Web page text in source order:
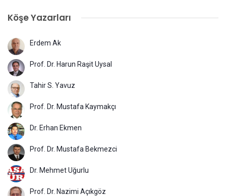
Köşe Yazarları
Erdem Ak
Prof. Dr. Harun Raşit Uysal
Tahir S. Yavuz
Prof. Dr. Mustafa Kaymakçı
Dr. Erhan Ekmen
Prof. Dr. Mustafa Bekmezci
Dr. Mehmet Uğurlu
Prof. Dr. Nazimi Açıkgöz